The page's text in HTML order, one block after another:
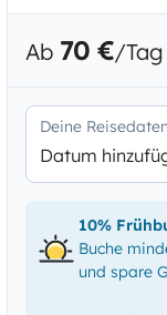
Ab 70 €/Tag
Deine Reisedaten
Datum
10%
Buche
und spare